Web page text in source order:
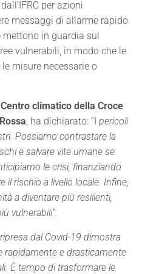
per azioni
messaggi di allarme rapido
in guardia sul
vulnerabili, in modo che le
misure necessarie o
Centro climatico della Croce
, ha dichiarato: “I pericoli
Possiamo contrastare la
e salvare vite umane se
le crisi, finanziando
il rischio a livello locale. Infine,
a diventare più resilienti,
vulnerabili”.
dal Covid-19 dimostra
rapidamente e drasticamente
È tempo di trasformare le